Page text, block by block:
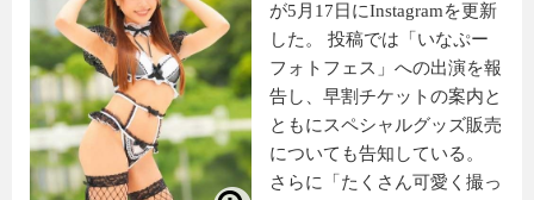
が5月17日にInstagramを更新
した。 投稿では「いなぷー
フォトフェス」への出演を報
告し、早割チケットの案内と
ともにスペシャルグッズ販売
についても告知している。
さらに「たくさん可愛く撮っ